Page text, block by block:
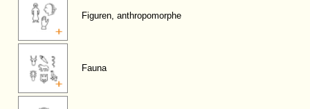
Figuren, anthropomorphe
Fauna